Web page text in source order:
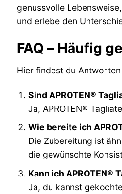
genussvolle
und erlebe den
FAQ – Häufig
Hier findest du
Sind APROTEN®
Ja, APROTEN®
Wie bereite ich
Die Zubereitung ist
die gewünschte
Kann ich APROTEN®
Ja, du kannst